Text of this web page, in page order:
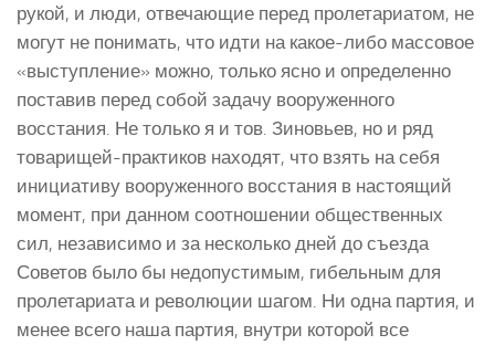
рукой, и люди, отвечающие перед пролетариатом, не
могут не понимать, что идти на какое-либо массовое
«выступление» можно, только ясно и определенно
поставив перед собой задачу вооруженного
восстания. Не только я и тов. Зиновьев, но и ряд
товарищей-практиков находят, что взять на себя
инициативу вооруженного восстания в настоящий
момент, при данном соотношении общественных
сил, независимо и за несколько дней до съезда
Советов было бы недопустимым, гибельным для
пролетариата и революции шагом. Ни одна партия, и
менее всего наша партия, внутри которой все